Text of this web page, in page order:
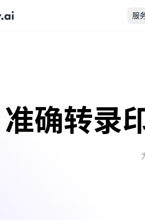
服
准确转录